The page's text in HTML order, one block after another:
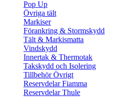
Pop Up
Övriga tält
Markiser
Förankring & Stormskydd
Tält & Markismatta
Vindskydd
Innertak & Thermotak
Takskydd och Isolering
Tillbehör Övrigt
Reservdelar Fiamma
Reservdelar Thule